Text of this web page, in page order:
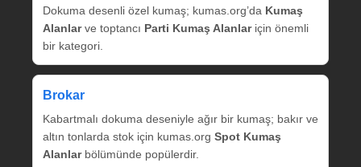
Dokuma desenli özel kumaş; kumas.org’da Kumaş
Alanlarve toptancı Parti Kumaş Alanlariçin önemli
bir kategori.
Brokar
Kabartmalı dokuma deseniyle ağır bir kumaş; bakır ve
altın tonlarda stok için kumas.org Spot Kumaş
Alanlarbölümünde popülerdir.